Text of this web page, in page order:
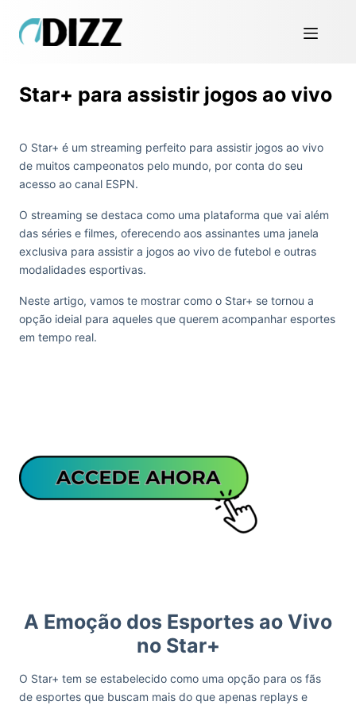
Star+ para assistir jogos ao vivo
O Star+ é um streaming perfeito para assistir jogos ao vivo
de muitos campeonatos pelo mundo, por conta do seu
acesso ao canal ESPN.
O streaming se destaca como uma plataforma que vai além
das séries e filmes, oferecendo aos assinantes uma janela
exclusiva para assistir a jogos ao vivo de futebol e outras
modalidades esportivas.
Neste artigo, vamos te mostrar como o Star+ se tornou a
opção ideial para aqueles que querem acompanhar esportes
em tempo real.
A Emoção dos Esportes ao Vivo
no Star+
O Star+ tem se estabelecido como uma opção para os fãs
de esportes que buscam mais do que apenas replays e